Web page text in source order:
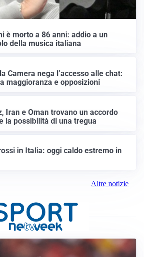
è morto a 86 anni: addio a un
della musica italiana
Camera nega l’accesso alle chat:
maggioranza e opposizioni
Iran e Oman trovano un accordo
la possibilità di una tregua
in Italia: oggi caldo estremo in
Altre notizie